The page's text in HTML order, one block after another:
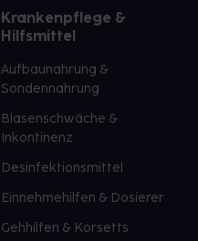
Krankenpflege &
Hilfsmittel
Aufbaunahrung &
Sondennahrung
Blasenschwäche &
Inkontinenz
Desinfektionsmittel
Einnehmehilfen & Dosierer
Gehhilfen & Korsetts